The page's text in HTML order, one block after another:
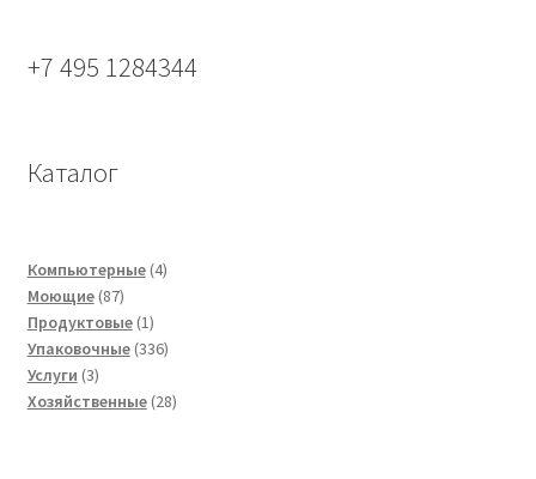
+7 495 1284344
Каталог
Компьютерные 44
Моющие 8787
товаров
Продуктовые 11
товар
Упаковочные 336336
Услуги 33
товара
Хозяйственные 2828